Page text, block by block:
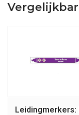
Leidingmerkers: